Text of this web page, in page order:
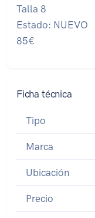
Talla 8
Estado: NUEVO
85€
Ficha técnica
Tipo
Marca
Ubicación
Precio